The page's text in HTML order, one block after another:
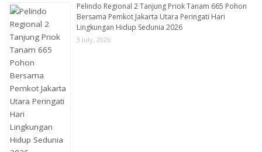
Pelindo Regional 2 Tanjung Priok Tanam 665 Pohon
Bersama Pemkot Jakarta Utara Peringati Hari
Lingkungan Hidup Sedunia 2026
3 July, 2026